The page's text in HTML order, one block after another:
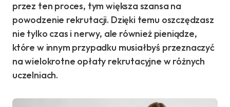
przez ten proces, tym większa szansa na
powodzenie rekrutacji. Dzięki temu oszczędzasz
nie tylko czas i nerwy, ale również pieniądze,
które w innym przypadku musiałbyś przeznaczyć
na wielokrotne opłaty rekrutacyjne w różnych
uczelniach.